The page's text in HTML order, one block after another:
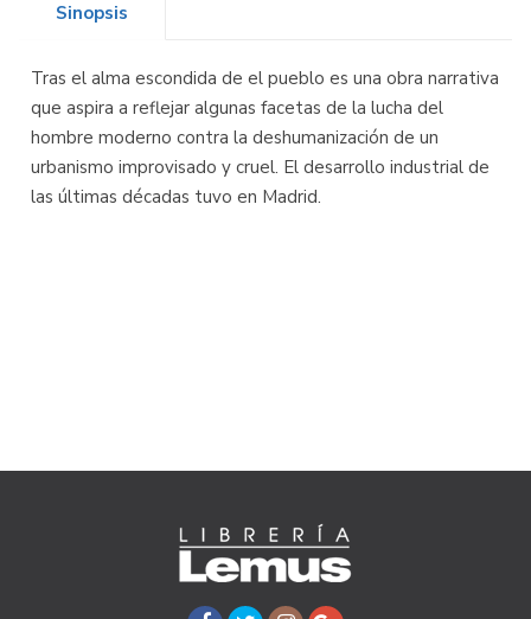
Sinopsis
Tras el alma escondida de el pueblo es una obra narrativa
que aspira a reflejar algunas facetas de la lucha del
hombre moderno contra la deshumanización de un
urbanismo improvisado y cruel. El desarrollo industrial de
las últimas décadas tuvo en Madrid.